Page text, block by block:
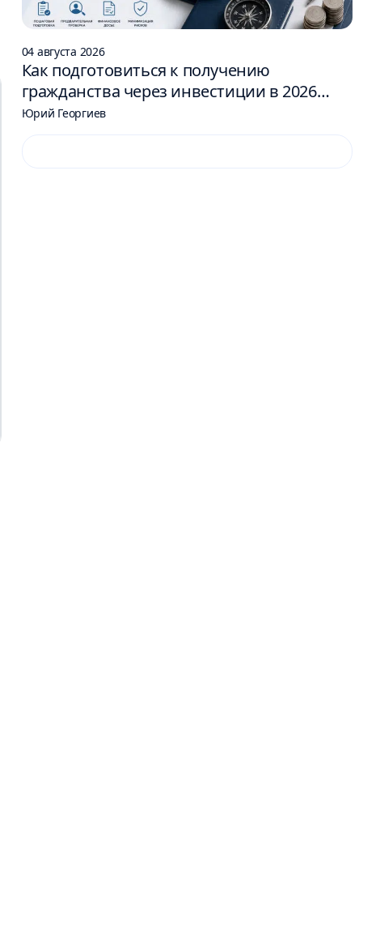
04 августа 2026
Как подготовиться к получению
гражданства через инвестиции в 2026
году: 6 шагов
Юрий Георгиев